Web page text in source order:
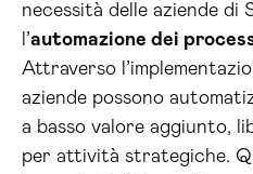
necessità delle aziende di
l’automazione dei
Attraverso
aziende possono
a basso valore aggiunto,
per attività strategiche.